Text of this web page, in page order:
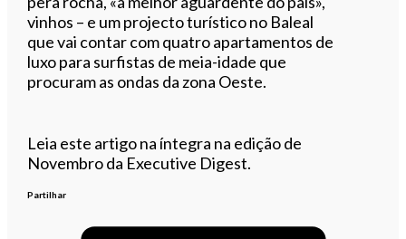
vinhos – e um projecto turístico no Baleal
que vai contar com quatro apartamentos de
luxo para surfistas de meia-idade que
procuram as ondas da zona Oeste.
Leia este artigo na íntegra na edição de
Novembro da Executive Digest.
Partilhar